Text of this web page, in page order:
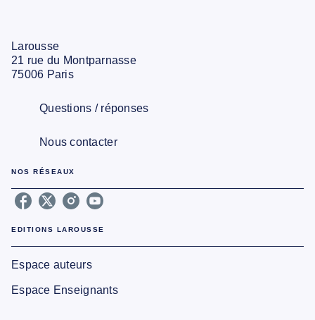
Larousse
21 rue du Montparnasse
75006 Paris
Questions / réponses
Nous contacter
NOS RÉSEAUX
EDITIONS LAROUSSE
Espace auteurs
Espace Enseignants